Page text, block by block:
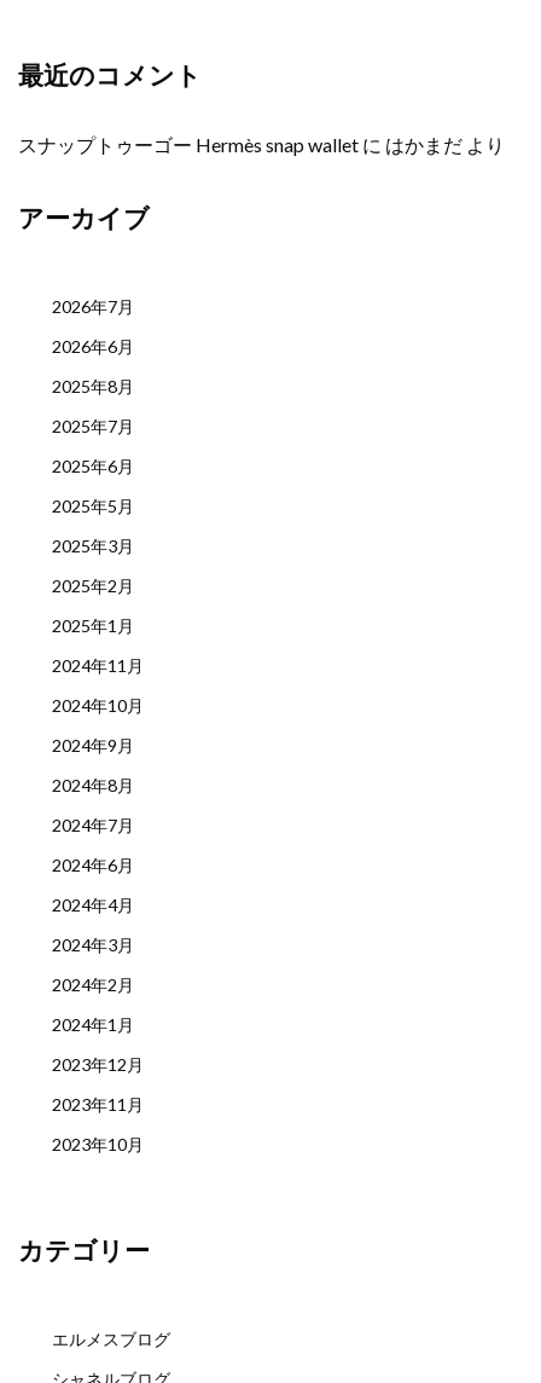
最近のコメント
スナップトゥーゴー Hermès snap wallet に はかまだ より
アーカイブ
2026年7月
2026年6月
2025年8月
2025年7月
2025年6月
2025年5月
2025年3月
2025年2月
2025年1月
2024年11月
2024年10月
2024年9月
2024年8月
2024年7月
2024年6月
2024年4月
2024年3月
2024年2月
2024年1月
2023年12月
2023年11月
2023年10月
カテゴリー
エルメスブログ
シャネルブログ